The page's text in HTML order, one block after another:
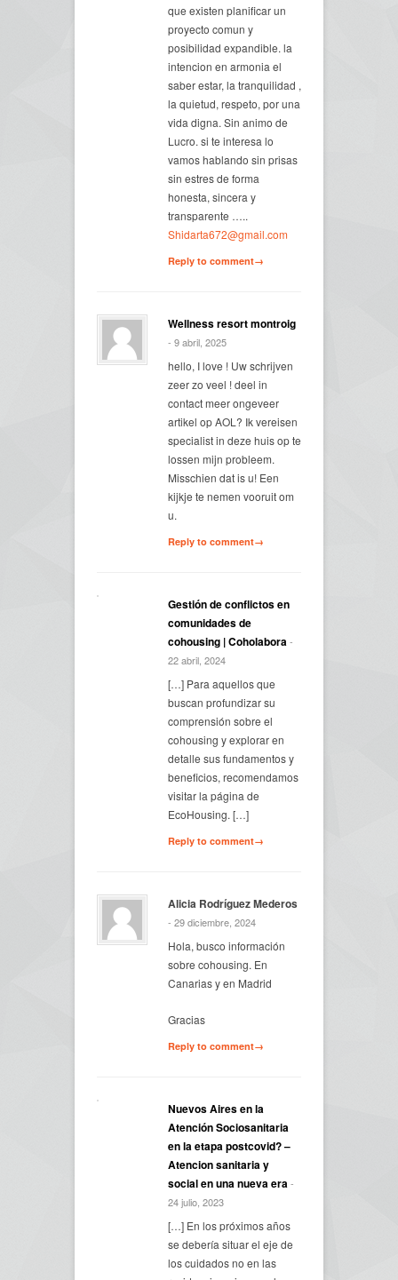
que existen planificar un
proyecto comun y
posibilidad expandible. la
intencion en armonia el
saber estar, la tranquilidad ,
la quietud, respeto, por una
vida digna. Sin animo de
Lucro. si te interesa lo
vamos hablando sin prisas
sin estres de forma
honesta, sincera y
transparente …..
Shidarta672@gmail.com
Reply to comment→
Wellness resort montroig
- 9 abril, 2025
hello, I love ! Uw schrijven
zeer zo veel ! deel in
contact meer ongeveer
artikel op AOL? Ik vereisen
specialist in deze huis op te
lossen mijn probleem.
Misschien dat is u! Een
kijkje te nemen vooruit om
u.
Reply to comment→
Gestión de conflictos en
comunidades de
cohousing | Coholabora-
22 abril, 2024
[…] Para aquellos que
buscan profundizar su
comprensión sobre el
cohousing y explorar en
detalle sus fundamentos y
beneficios, recomendamos
visitar la página de
EcoHousing. […]
Reply to comment→
Alicia Rodríguez Mederos
- 29 diciembre, 2024
Hola, busco información
sobre cohousing. En
Canarias y en Madrid
Gracias
Reply to comment→
Nuevos Aires en la
Atención Sociosanitaria
en la etapa postcovid? –
Atencion sanitaria y
social en una nueva era-
24 julio, 2023
[…] En los próximos años
se debería situar el eje de
los cuidados no en las